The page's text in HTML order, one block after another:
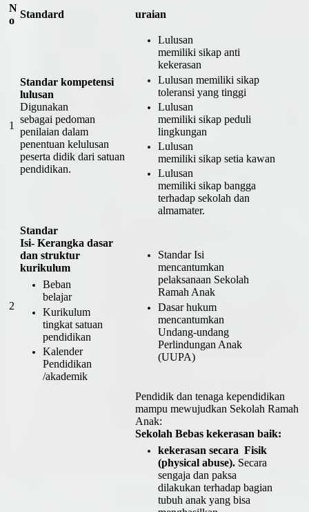
N
o
Standard uraian
1
Standar kompetensi
lulusan
Digunakan
sebagai pedoman
penilaian dalam
penentuan kelulusan
peserta didik dari satuan
pendidikan.
Lulusan
memiliki sikap anti
kekerasan
Lulusan memiliki sikap
toleransi yang tinggi
Lulusan
memiliki sikap peduli
lingkungan
Lulusan
memiliki sikap setia kawan
Lulusan
memiliki sikap bangga
terhadap sekolah dan
almamater.
2
Standar
Isi- Kerangka dasar
dan struktur
kurikulum
Beban
belajar
Kurikulum
tingkat satuan
pendidikan
Kalender
Pendidikan
/akademik
Standar Isi
mencantumkan
pelaksanaan Sekolah
Ramah Anak
Dasar hukum
mencantumkan
Undang-undang
Perlindungan Anak
(UUPA)
Pendidik dan tenaga kependidikan
mampu mewujudkan Sekolah Ramah
Anak:
Sekolah Bebas kekerasan baik:
kekerasan secara Fisik
(physical abuse). Secara
sengaja dan paksa
dilakukan terhadap bagian
tubuh anak yang bisa